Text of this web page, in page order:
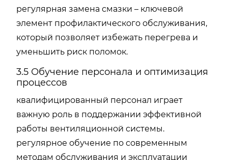
регулярная замена смазки – ключевой
элемент профилактического обслуживания,
который позволяет избежать перегрева и
уменьшить риск поломок.
3.5 Обучение персонала и оптимизация
процессов
квалифицированный персонал играет
важную роль в поддержании эффективной
работы вентиляционной системы.
регулярное обучение по современным
методам обслуживания и эксплуатации